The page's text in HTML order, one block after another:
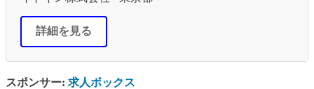
詳細を見る
スポンサー: 求人ボックス